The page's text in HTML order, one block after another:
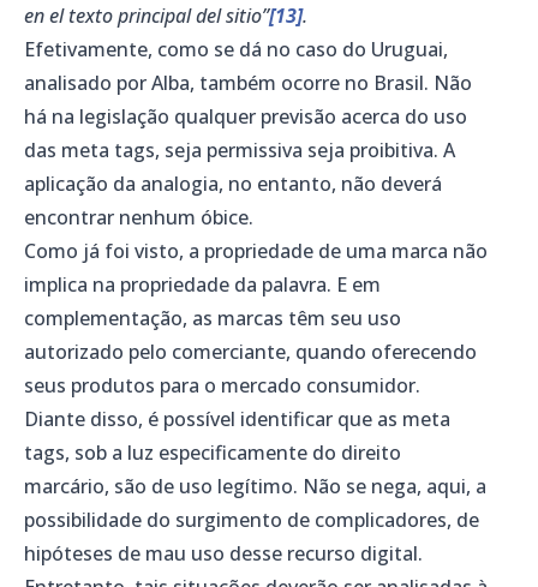
en el texto principal del sitio”[13].
Efetivamente, como se dá no caso do Uruguai,
analisado por Alba, também ocorre no Brasil. Não
há na legislação qualquer previsão acerca do uso
das meta tags, seja permissiva seja proibitiva. A
aplicação da analogia, no entanto, não deverá
encontrar nenhum óbice.
Como já foi visto, a propriedade de uma marca não
implica na propriedade da palavra. E em
complementação, as marcas têm seu uso
autorizado pelo comerciante, quando oferecendo
seus produtos para o mercado consumidor.
Diante disso, é possível identificar que as meta
tags, sob a luz especificamente do direito
marcário, são de uso legítimo. Não se nega, aqui, a
possibilidade do surgimento de complicadores, de
hipóteses de mau uso desse recurso digital.